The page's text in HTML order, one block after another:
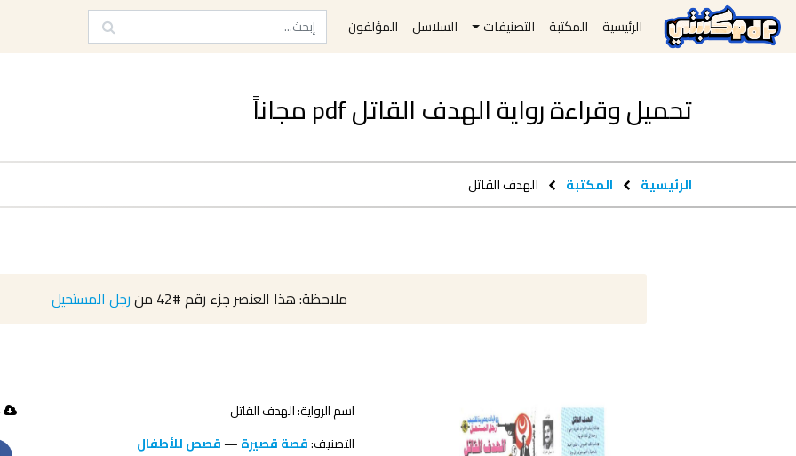
الرئيسية المكتبة التصنيفات السلاسل المؤلفون
تحميل وقراءة رواية الهدف القاتل pdf مجاناً
الرئيسية المكتبة الهدف القاتل
ملاحظة: هذا العنصر جزء رقم#42 منرجل المستحيل
اسم الرواية: الهدف القاتل
التصنيف:قصة قصيرة—قصص للأطفال